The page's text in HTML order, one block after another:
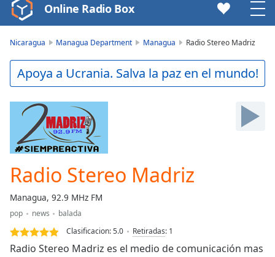
Video
Player
Play
Video
Skip
Backward
Forward
Mute
Current
Time0:00
Duration
-:-
Loaded:
0.00%
Stream
Online Radio Box
Nicaragua Managua Department Managua Radio Stereo Madriz
Apoya a Ucrania. Salva la paz en el mundo!
Radio Stereo Madriz
Managua, 92.9 MHz FM
pop news
balada
Clasificacion:5.0 Retiradas: 1
Radio Stereo Madriz es el medio de comunicación mas